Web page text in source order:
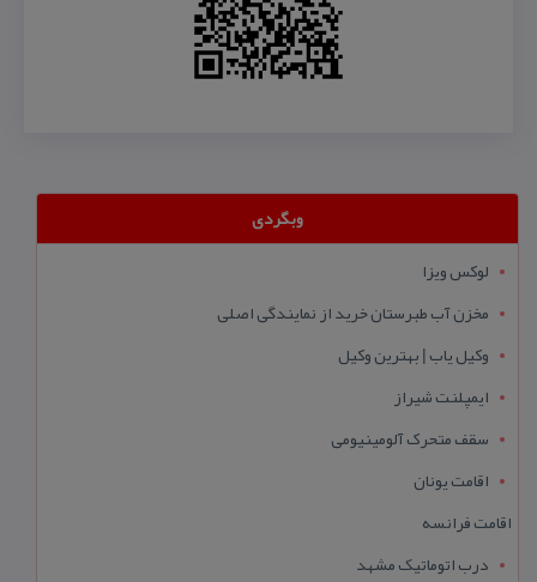
وبگردی
لوکس ویزا
مخزن آب طبرستان خرید از نمایندگی اصلی
وکیل یاب | بهترین وکیل
ایمپلنت شیراز
سقف متحرک آلومینیومی
اقامت یونان
اقامت فرانسه
درب اتوماتیک مشهد